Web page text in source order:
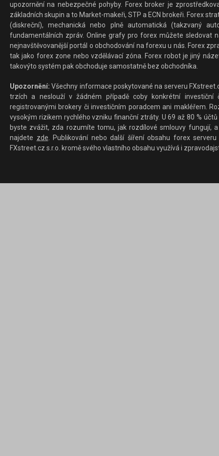
upozornění na nebezpečné pohyby. Forex broker je
základních skupin a to Market-makeři, STP a ECN brokeři. Forex
(diskreční), mechanická nebo plně automatická (takzvaný
fundamentálních zpráv. Online grafy pro forex můžete sledovat
nejnavštěvovanější portál o obchodování na forexu u nás. Forex
tak jako forex zone nebo vzdělávací zóna. Forex robot je jiný
takovýto systém pak obchoduje samostatně bez obchodníka.
Upozornění: Všechny informace poskytované na serveru
trzích a neslouží v žádném případě coby konkrétní investiční
registrovanými brokery či investičním poradcem ani makléřem.
vysokým rizikem rychlého vzniku finanční ztráty. U 69 až 80 %
byste zvážit, zda rozumíte tomu, jak rozdílové smlouvy fungují,
najdete zde. Publikování nebo další šíření obsahu forex
FXstreet.cz s.r.o. kromě svého vlastního obsahu využívá i